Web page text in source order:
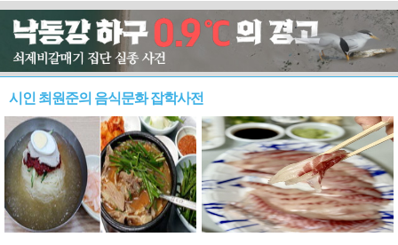
시인 최원준의 음식문화 잡학사전